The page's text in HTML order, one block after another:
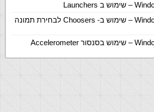
מדריך Windows Phone – שימוש ב- Choosers לבחירת תמונה
מדריך Windows Phone – שימוש בסנסור Accelerometer